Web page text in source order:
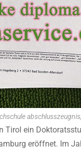
abschlusszeugnis,
ein
eröffnet. Im